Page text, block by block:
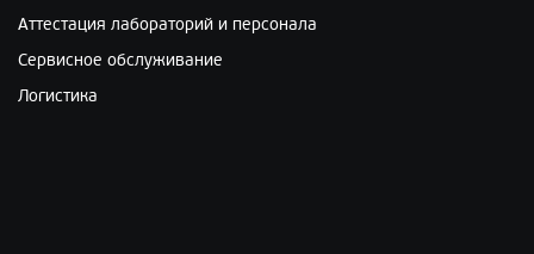
Аттестация лабораторий и персонала
Сервисное обслуживание
Логистика